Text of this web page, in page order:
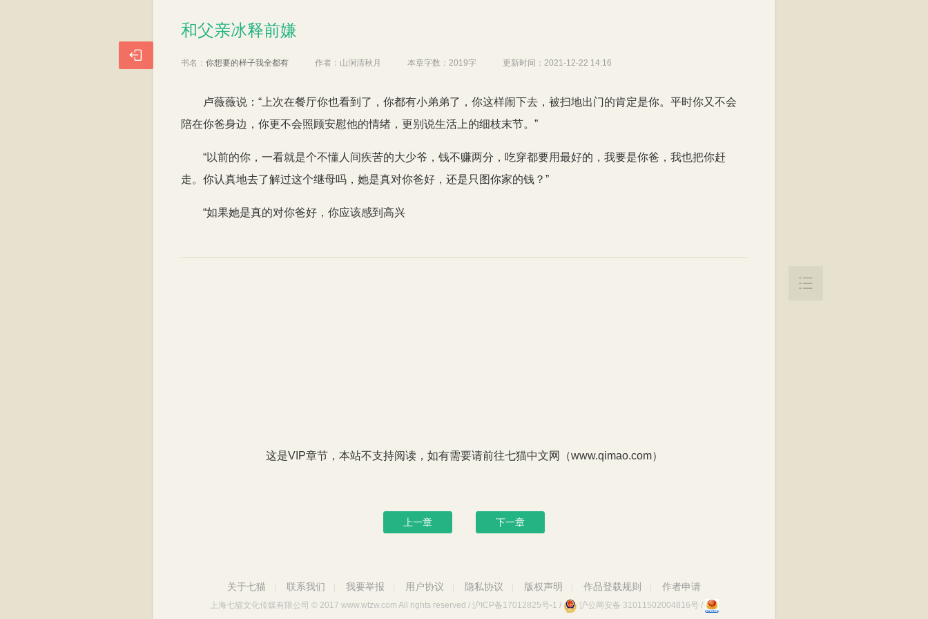
和父亲冰释前嫌
书名： 你想要的样子我全都有 作者： 山涧清秋月 本章字数： 2019字 更新时间： 2021-12-22 14:16
卢薇薇说：“上次在餐厅你也看到了，你都有小弟弟了，你这样闹下去，被扫地出门的肯定是你。平时你又不会
陪在你爸身边，你更不会照顾安慰他的情绪，更别说生活上的细枝末节。”
“以前的你，一看就是个不懂人间疾苦的大少爷，钱不赚两分，吃穿都要用最好的，我要是你爸，我也把你赶
走。你认真地去了解过这个继母吗，她是真对你爸好，还是只图你家的钱？”
“如果她是真的对你爸好，你应该感到高兴
这是VIP章节，本站不支持阅读，如有需要请前往七猫中文网（www.qimao.com）
上一章 下一章


关于七猫 联系我们 我要举报 用户协议 隐私协议 版权声明 作品登载规则 作者申请
上海七猫文化传媒有限公司 © 2017 www.wtzw.com All rights reserved / 沪ICP备17012825号-1 / 沪公网安备 31011502004816号 /